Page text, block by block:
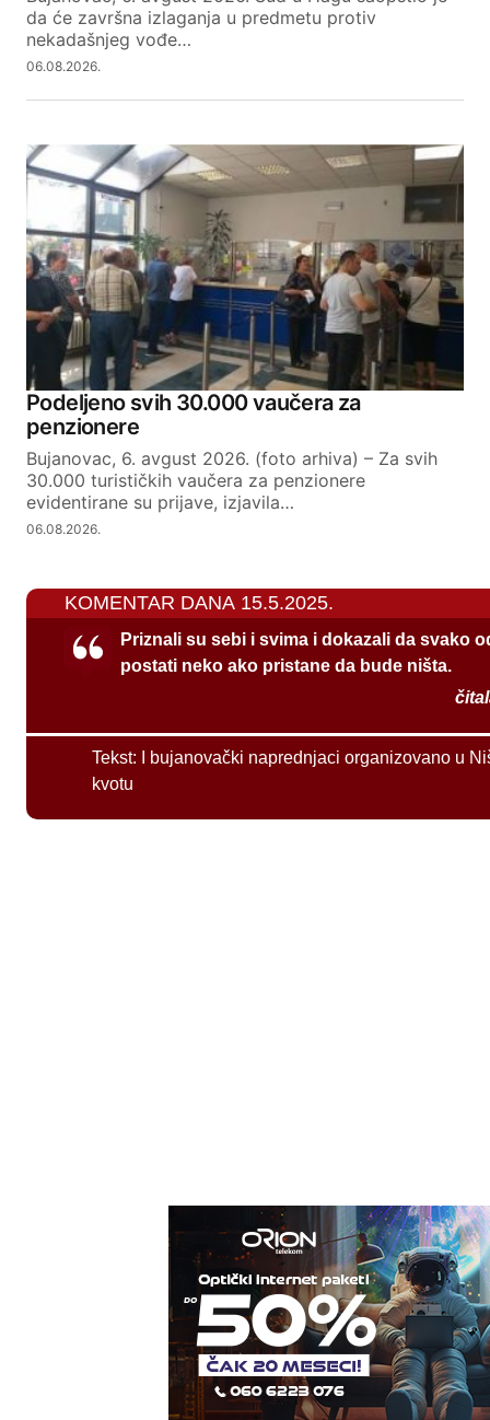
da će završna izlaganja u predmetu protiv
nekadašnjeg vođe…
06.08.2026.
Podeljeno svih 30.000 vaučera za
penzionere
Bujanovac, 6. avgust 2026. (foto arhiva) – Za svih
30.000 turističkih vaučera za penzionere
evidentirane su prijave, izjavila…
06.08.2026.
KOMENTAR DANA 15.5.2025.
Priznali su sebi i svima i dokazali da svako
postati neko ako pristane da bude ništa.
Tekst:
I bujanovački naprednjaci organizovano u
kvotu